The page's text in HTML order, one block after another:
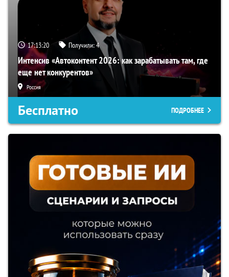
17:13:19 Получили:4
Интенсив «Автоконтент 2026: как зарабатывать там, где
еще нет конкурентов»
Россия
Бесплатно ПОДРОБНЕЕ